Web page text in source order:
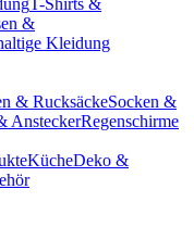
T-Shirts &
&
Kleidung
& RucksäckeSocken &
AnsteckerRegenschirme
KücheDeko &